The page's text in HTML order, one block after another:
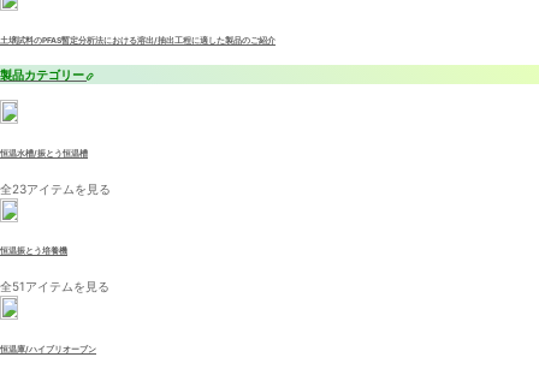
土壌試料のPFAS暫定分析法における溶出/抽出工程に適した製品のご紹介
製品カテゴリー
恒温水槽/振とう恒温槽
全23アイテムを見る
恒温振とう培養機
全51アイテムを見る
恒温庫/ハイブリオーブン